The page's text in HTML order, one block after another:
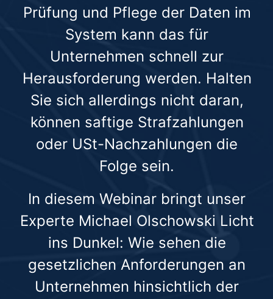
Prüfung und Pflege der Daten im
System kann das für
Unternehmen schnell zur
Herausforderung werden. Halten
Sie sich allerdings nicht daran,
können saftige Strafzahlungen
oder USt-Nachzahlungen die
Folge sein.
In diesem Webinar bringt unser
Experte Michael Olschowski Licht
ins Dunkel: Wie sehen die
gesetzlichen Anforderungen an
Unternehmen hinsichtlich der